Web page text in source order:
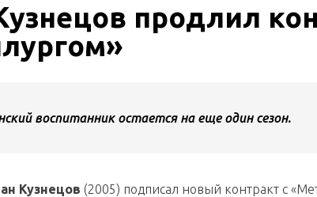
продлил
воспитанник остается на еще один сезон.
Кузнецов (2005) подписал новый контракт с